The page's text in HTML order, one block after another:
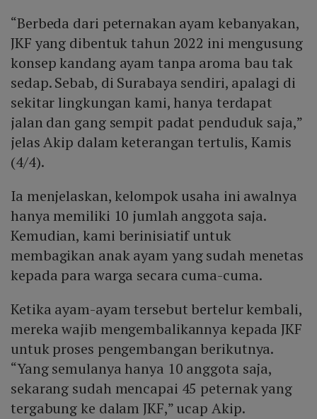
“Berbeda dari peternakan ayam kebanyakan,
JKF yang dibentuk tahun 2022 ini mengusung
konsep kandang ayam tanpa aroma bau tak
sedap. Sebab, di Surabaya sendiri, apalagi di
sekitar lingkungan kami, hanya terdapat
jalan dan gang sempit padat penduduk saja,”
jelas Akip dalam keterangan tertulis, Kamis
(4/4).
Ia menjelaskan, kelompok usaha ini awalnya
hanya memiliki 10 jumlah anggota saja.
Kemudian, kami berinisiatif untuk
membagikan anak ayam yang sudah menetas
kepada para warga secara cuma-cuma.
Ketika ayam-ayam tersebut bertelur kembali,
mereka wajib mengembalikannya kepada JKF
untuk proses pengembangan berikutnya.
“Yang semulanya hanya 10 anggota saja,
sekarang sudah mencapai 45 peternak yang
tergabung ke dalam JKF,” ucap Akip.